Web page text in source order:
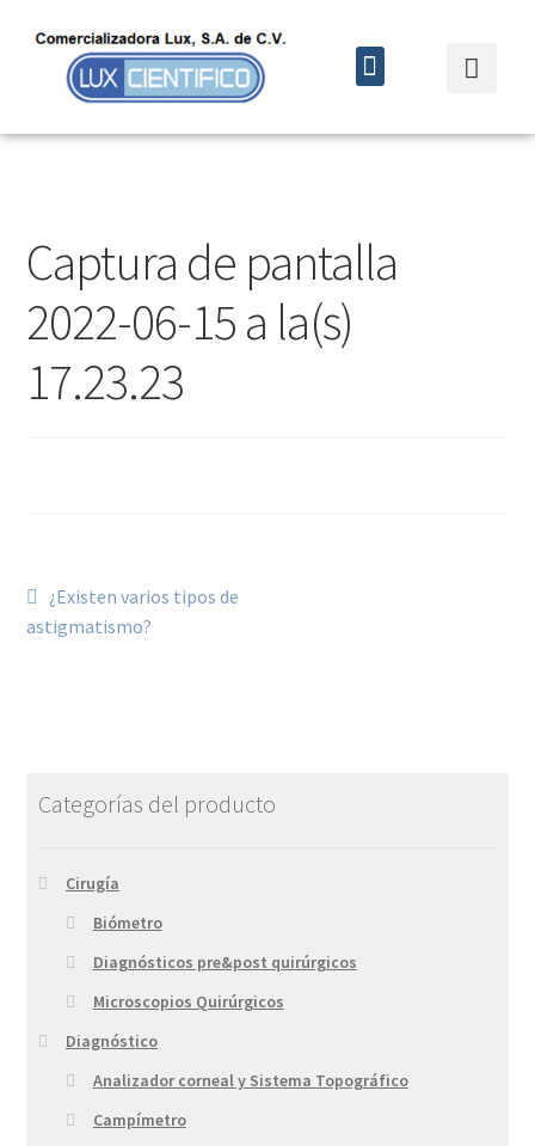
Captura de pantalla
2022-06-15 a la(s)
17.23.23
¿Existen varios tipos de
astigmatismo?
Categorías del producto
Cirugía
Biómetro
Diagnósticos pre&post quirúrgicos
Microscopios Quirúrgicos
Diagnóstico
Analizador corneal y Sistema Topográfico
Campímetro